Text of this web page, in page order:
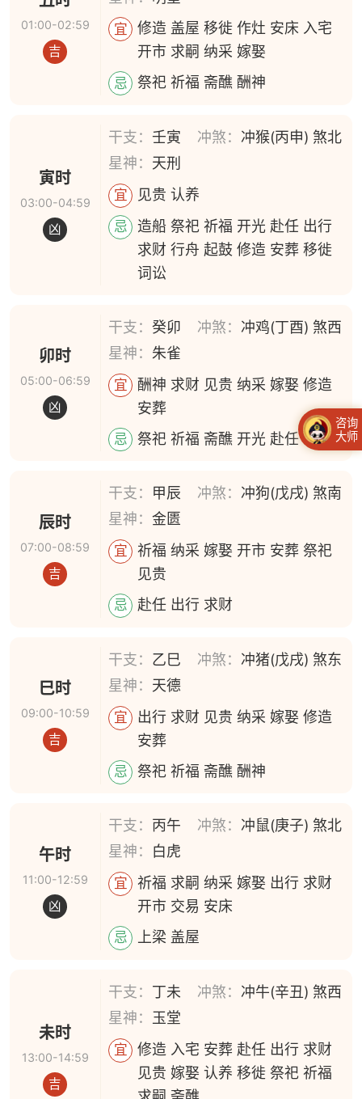
01:00-02:59
吉
宜
修造 盖屋 移徙 作灶 安床 入宅
开市 求嗣 纳采 嫁娶
忌 祭祀 祈福 斋醮 酬神
寅时
03:00-04:59
凶
干支： 壬寅 冲煞： 冲猴(丙申) 煞北
星神： 天刑
宜 见贵 认养
忌
造船 祭祀 祈福 开光 赴任 出行
求财 行舟 起鼓 修造 安葬 移徙
词讼
卯时
05:00-06:59
凶
干支：癸卯 冲煞： 冲鸡(丁酉) 煞西
星神： 朱雀
宜
酬神 求财 见贵 纳采 嫁娶 修造
安葬
忌 祭祀 祈福 斋醮 开光 赴任 出行
辰时
07:00-08:59
吉
干支： 甲辰 冲煞： 冲狗(戊戌) 煞南
星神：金匮
宜
祈福 纳采 嫁娶 开市 安葬 祭祀
见贵
忌 赴任 出行 求财
巳时
09:00-10:59
吉
干支： 乙巳 冲煞： 冲猪(戊戌) 煞东
星神： 天德
宜
出行 求财 见贵 纳采 嫁娶 修造
安葬
忌 祭祀 祈福 斋醮 酬神
午时
11:00-12:59
凶
干支： 丙午 冲煞： 冲鼠(庚子) 煞北
星神： 白虎
宜
祈福 求嗣 纳采 嫁娶 出行 求财
开市 交易 安床
忌 上梁 盖屋
未时
13:00-14:59
吉
干支： 丁未 冲煞： 冲牛(辛丑) 煞西
星神： 玉堂
宜
修造 入宅 安葬 赴任 出行 求财
见贵 嫁娶 认养 移徙 祭祀 祈福
咨询
大师